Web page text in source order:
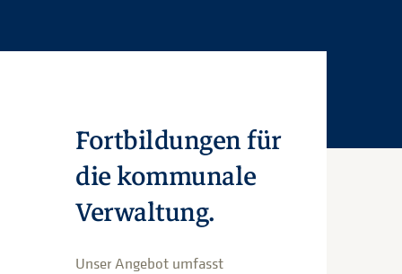
Fortbildungen für
die kommunale
Verwaltung.
Unser Angebot umfasst